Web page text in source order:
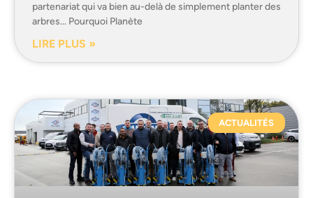
partenariat qui va bien au-delà de simplement planter des
arbres… Pourquoi Planète
LIRE PLUS »
ACTUALITÉS